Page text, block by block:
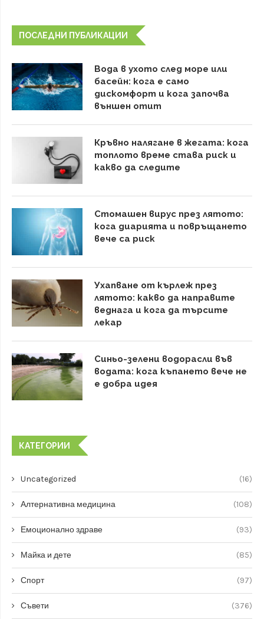
ПОСЛЕДНИ ПУБЛИКАЦИИ
Вода в ухото след море или
басейн: кога е само
дискомфорт и кога започва
външен отит
Кръвно налягане в жегата: кога
топлото време става риск и
какво да следите
Стомашен вирус през лятото:
кога диарията и повръщането
вече са риск
Ухапване от кърлеж през
лятото: какво да направите
веднага и кога да търсите
лекар
Синьо-зелени водорасли във
водата: кога къпането вече не
е добра идея
КАТЕГОРИИ
Uncategorized (16)
Алтернативна медицина (108)
Емоционално здраве (93)
Майка и дете (85)
Спорт (97)
Съвети (376)